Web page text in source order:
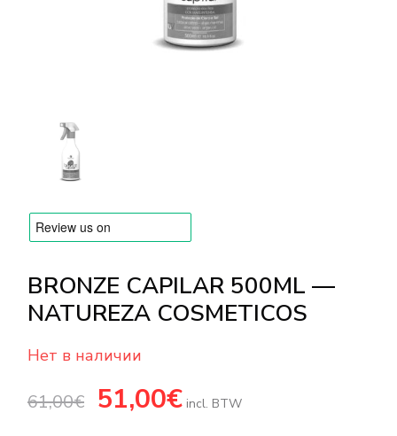
Часто задаваемые вопросы
Контакты
BRONZE CAPILAR 500ML —
NATUREZA COSMETICOS
Нет в наличии
61,00€
Первоначальная
цена
51,00€Текущая
цена:
incl. BTW